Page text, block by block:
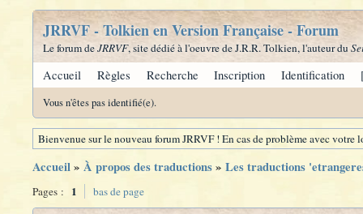
JRRVF - Tolkien en Version Française - Forum
Le forum deJRRVF, site dédié à l'oeuvre de J.R.R. Tolkien, l'auteur du
Accueil Règles Recherche Inscription Identification
Vous n'êtes pas identifié(e).
Bienvenue sur le nouveau forum JRRVF ! En cas de problème avec
Accueil» À propos des traductions» Les traductions
Pages : 1 bas de page